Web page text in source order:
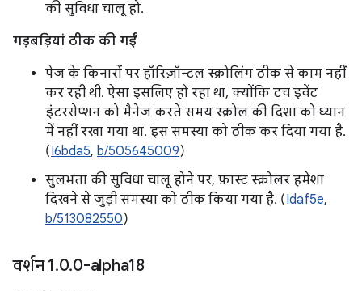
की सुविधा चालू हो.
गड़बड़ियां ठीक की गईं
पेज के किनारों पर हॉरिज़ॉन्टल स्क्रोलिंग ठीक से काम नहीं
कर रही थी. ऐसा इसलिए हो रहा था, क्योंकि टच इवेंट
इंटरसेप्शन को मैनेज करते समय स्क्रोल की दिशा को ध्यान
में नहीं रखा गया था. इस समस्या को ठीक कर दिया गया है.
(I6bda5, b/505645009)
सुलभता की सुविधा चालू होने पर, फ़ास्ट स्क्रोलर हमेशा
दिखने से जुड़ी समस्या को ठीक किया गया है. (Idaf5e,
b/513082550)
वर्शन 1.0.0-alpha18